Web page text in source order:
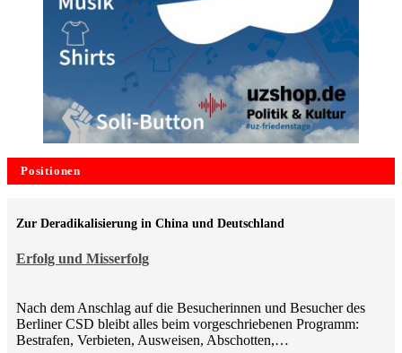
Positionen
Erfolg und Misserfolg
Zur Deradikalisierung in China und Deutschland
Nach dem Anschlag auf die Besucherinnen und Besucher des
Berliner CSD bleibt alles beim vorgeschriebenen Programm:
Bestrafen, Verbieten, Ausweisen, Abschotten,…